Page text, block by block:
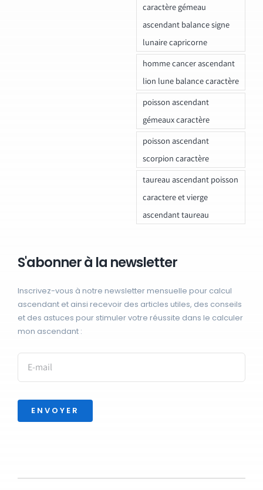
caractère gémeau
ascendant balance signe
lunaire capricorne
homme cancer ascendant
lion lune balance caractère
poisson ascendant
gémeaux caractère
poisson ascendant
scorpion caractère
taureau ascendant poisson
caractere et vierge
ascendant taureau
S'abonner à la newsletter
Inscrivez-vous à notre newsletter mensuelle pour calcul
ascendant et ainsi recevoir des articles utiles, des conseils
et des astuces pour stimuler votre réussite dans le calculer
mon ascendant :
ENVOYER